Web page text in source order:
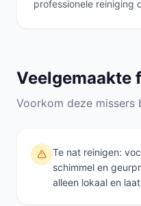
professionele reiniging
Veelgemaakte
Voorkom deze missers
Te nat reinigen:
schimmel en
alleen lokaal en